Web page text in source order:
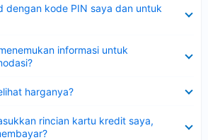
dengan kode PIN saya dan untuk
informasi untuk
harganya?
rincian kartu kredit saya,